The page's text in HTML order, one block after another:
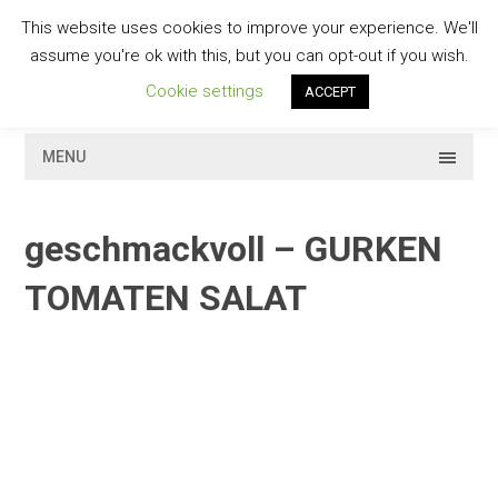
contentGESCHMACKVOLL
MENU
geschmackvoll – GURKEN
TOMATEN SALAT
This website uses cookies to improve your experience. We'll
assume you're ok with this, but you can opt-out if you wish.
Cookie settings
ACCEPT